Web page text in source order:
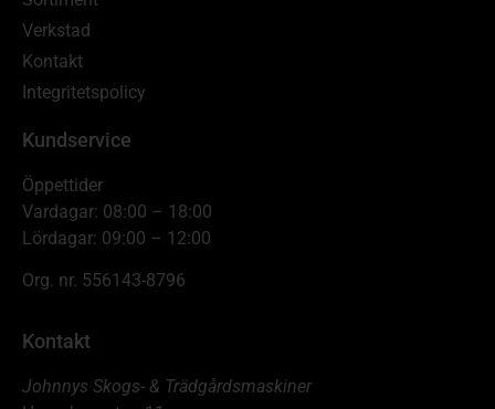
Verkstad
Kontakt
Integritetspolicy
Kundservice
Öppettider
Vardagar: 08:00 – 18:00
Lördagar: 09:00 – 12:00
Org. nr. 556143-8796
Kontakt
Johnnys Skogs- & Trädgårdsmaskiner